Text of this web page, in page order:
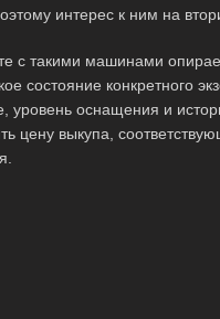
интерес к ним на
с такими машинами
состояние конкретного
уровень оснащения и
цену выкупа,